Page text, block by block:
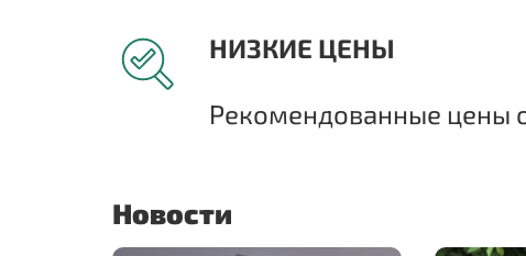
НИЗКИЕ ЦЕНЫ
Рекомендованные цены
Новости